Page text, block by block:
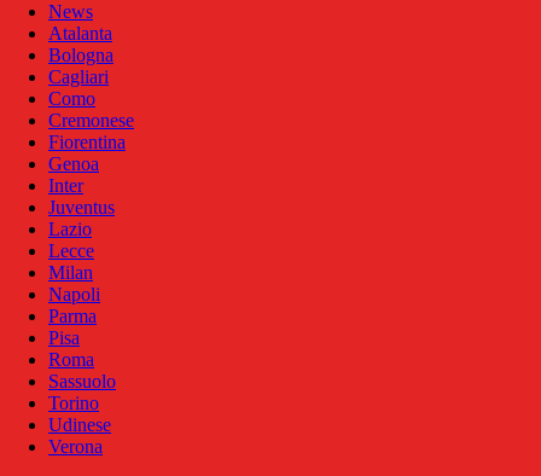
News
Atalanta
Bologna
Cagliari
Como
Cremonese
Fiorentina
Genoa
Inter
Juventus
Lazio
Lecce
Milan
Napoli
Parma
Pisa
Roma
Sassuolo
Torino
Udinese
Verona